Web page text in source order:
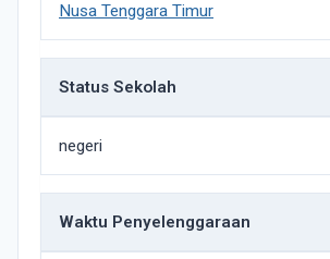
Nusa Tenggara Timur
Status Sekolah
negeri
Waktu Penyelenggaraan